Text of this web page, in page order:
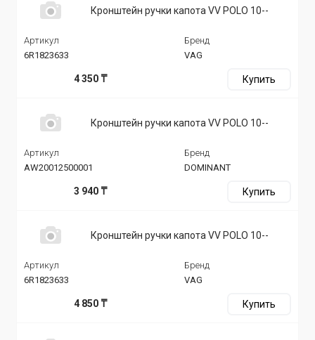
Кронштейн ручки капота VV POLO 10--
Артикул
6R1823633
Бренд
VAG
4 350 ₸ Купить
Кронштейн ручки капота VV POLO 10--
Артикул
AW20012500001
Бренд
DOMINANT
3 940 ₸ Купить
Кронштейн ручки капота VV POLO 10--
Артикул
6R1823633
Бренд
VAG
4 850 ₸ Купить